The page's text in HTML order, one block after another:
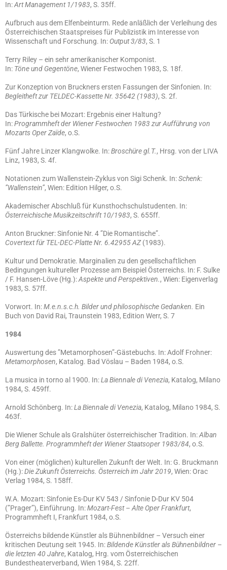
In:Art Management 1/1983, S. 35ff.
Aufbruch aus dem Elfenbeinturm. Rede anläßlich der Verleihung des
Österreichischen Staatspreises für Publizistik im Interesse von
Wissenschaft und Forschung. In: Output 3/83, S. 1
Terry Riley – ein sehr amerikanischer Komponist.
In: Töne und Gegentöne, Wiener Festwochen 1983, S. 18f.
Zur Konzeption von Bruckners ersten Fassungen der Sinfonien. In:
Begleitheft zur TELDEC-Kassette Nr. 35642 (1983), S. 2f.
Das Türkische bei Mozart: Ergebnis einer Haltung?
In:Programmheft der Wiener Festwochen 1983 zur Aufführung von
Mozarts Oper Zaïde, o.S.
Fünf Jahre Linzer Klangwolke. In:Broschüre gl.T., Hrsg. von der LIVA
Linz, 1983, S. 4f.
Notationen zum Wallenstein-Zyklus von Sigi Schenk. In:Schenk:
”Wallenstein”, Wien: Edition Hilger, o.S.
Akademischer Abschluß für Kunsthochschulstudenten. In:
Österreichische Musikzeitschrift 10/1983, S. 655ff.
Anton Bruckner: Sinfonie Nr. 4 ”Die Romantische”.
Covertext für TEL-DEC-Platte Nr. 6.42955 AZ(1983).
Kultur und Demokratie. Marginalien zu den gesellschaftlichen
Bedingungen kultureller Prozesse am Beispiel Österreichs. In: F. Sulke
/ F. Hansen-Löve (Hg.):Aspekte und Perspektiven., Wien: Eigenverlag
1983, S. 57ff.
Vorwort. In:M.e.n.s.c.h. Bilder und philosophische Gedanken. Ein
Buch von David Rai, Traunstein 1983, Edition Werr, S. 7
1984
Auswertung des ”Metamorphosen”-Gästebuchs. In: Adolf Frohner:
Metamorphosen, Katalog. Bad Vöslau – Baden 1984, o.S.
La musica in torno al 1900. In:La Biennale di Venezia, Katalog, Milano
1984, S. 459ff.
Arnold Schönberg. In:La Biennale di Venezia, Katalog, Milano 1984, S.
463f.
Die Wiener Schule als Gralshüter österreichischer Tradition. In:Alban
Berg Ballette. Programmheft der Wiener Staatsoper 1983/84, o.S.
Von einer (möglichen) kulturellen Zukunft der Welt. In: G. Bruckmann
(Hg.):Die Zukunft Österreichs. Österreich im Jahr 2019, Wien: Orac
Verlag 1984, S. 158ff.
W.A. Mozart: Sinfonie Es-Dur KV 543 / Sinfonie D-Dur KV 504
(”Prager”), Einführung. In:Mozart-Fest – Alte Oper Frankfurt,
Programmheft I, Frankfurt 1984, o.S.
Österreichs bildende Künstler als Bühnenbildner – Versuch einer
kritischen Deutung seit 1945. In:Bildende Künstler als Bühnenbildner –
die letzten 40 Jahre, Katalog, Hrg. vom Österreichischen
Bundestheaterverband, Wien 1984, S. 22ff.